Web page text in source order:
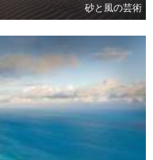
砂と風の芸術